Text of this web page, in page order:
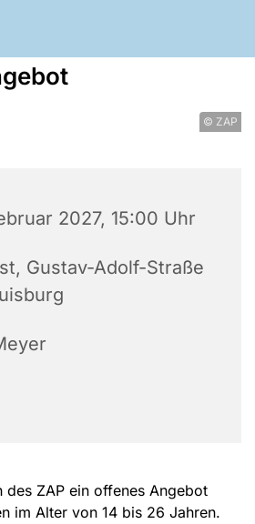
© ZAP
2027, 15:00 Uhr
Gustav-Adolf-Straße
des ZAP ein offenes Angebot
im Alter von 14 bis 26 Jahren.